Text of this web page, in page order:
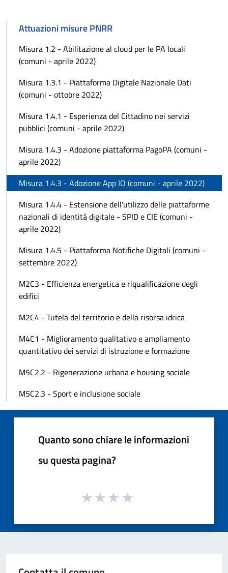
Attuazioni misure PNRR
Misura 1.2 - Abilitazione al cloud per le PA locali
(comuni - aprile 2022)
Misura 1.3.1 - Piattaforma Digitale Nazionale Dati
(comuni - ottobre 2022)
Misura 1.4.1 - Esperienza del Cittadino nei servizi
pubblici (comuni - aprile 2022)
Misura 1.4.3 - Adozione piattaforma PagoPA (comuni -
aprile 2022)
Misura 1.4.3 - Adozione App IO (comuni - aprile 2022)
Misura 1.4.4 - Estensione dell'utilizzo delle piattaforme
nazionali di identità digitale - SPID e CIE (comuni -
aprile 2022)
Misura 1.4.5 - Piattaforma Notifiche Digitali (comuni -
settembre 2022)
M2C3 - Efficienza energetica e riqualificazione degli
edifici
M2C4 - Tutela del territorio e della risorsa idrica
M4C1 - Miglioramento qualitativo e ampliamento
quantitativo dei servizi di istruzione e formazione
M5C2.2 - Rigenerazione urbana e housing sociale
M5C2.3 - Sport e inclusione sociale
Quanto sono chiare le informazioni
su questa pagina?